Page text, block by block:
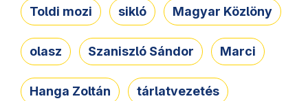
Toldi mozi sikló Magyar Közlöny
olasz Szaniszló Sándor Marci
Hanga Zoltán tárlatvezetés